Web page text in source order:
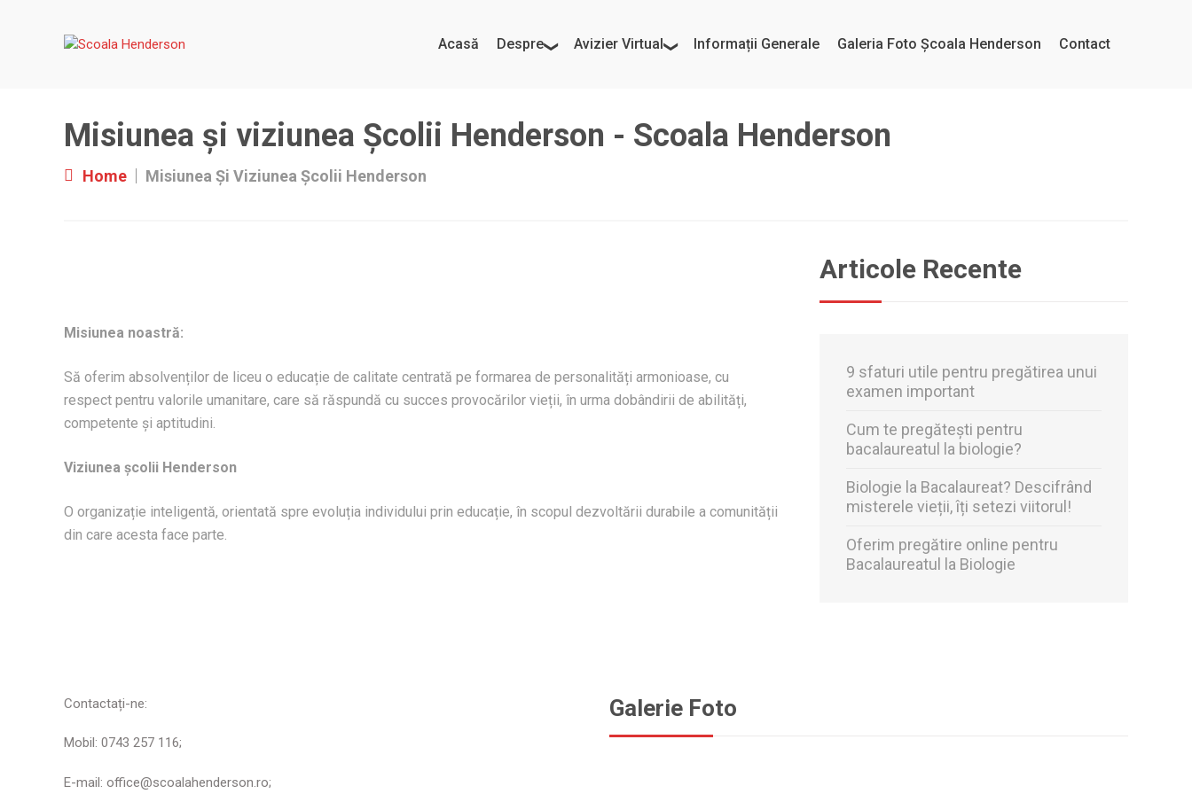
Acasă Despre Avizier Virtual Informații Generale Galeria Foto Școala Henderson Contact
Misiunea și viziunea Școlii Henderson - Scoala Henderson
Home Misiunea Și Viziunea Școlii Henderson
Misiunea noastră:
Să oferim absolvenților de liceu o educație de calitate centrată pe formarea de personalități armonioase, cu
respect pentru valorile umanitare, care să răspundă cu succes provocărilor vieții, în urma dobândirii de abilități,
competente și aptitudini.
Viziunea școlii Henderson
O organizație inteligentă, orientată spre evoluția individului prin educație, în scopul dezvoltării durabile a comunității
din care acesta face parte.
Articole Recente
9 sfaturi utile pentru pregătirea unui
examen important
Cum te pregătești pentru
bacalaureatul la biologie?
Biologie la Bacalaureat? Descifrând
misterele vieții, îți setezi viitorul!
Oferim pregătire online pentru
Bacalaureatul la Biologie
Contactați-ne:
Mobil: 0743 257 116;
E-mail: office@scoalahenderson.ro;
Galerie Foto